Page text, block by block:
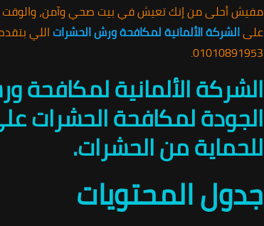
مفيش أحلى من إنك تعيش في بيت صحي وآمن، والوقت
علىالشركة الألمانية لمكافحة ورش الحشرات اللي
01010891953.
الشركة الألمانية
للحماية من الحشرات.
جدول المحتويات